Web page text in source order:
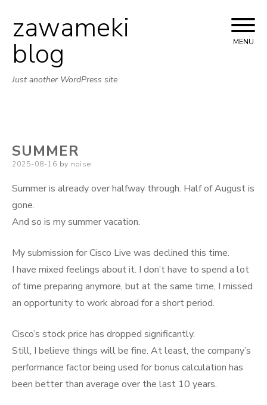
zawameki
blog
Just another WordPress site
MENU
SUMMER
Posted
2025-08-16 by noise
Summer is already over halfway through. Half of August is
gone.
And so is my summer vacation.
My submission for Cisco Live was declined this time.
I have mixed feelings about it. I don’t have to spend a lot
of time preparing anymore, but at the same time, I missed
an opportunity to work abroad for a short period.
Cisco’s stock price has dropped significantly.
Still, I believe things will be fine. At least, the company’s
performance factor being used for bonus calculation has
been better than average over the last 10 years.